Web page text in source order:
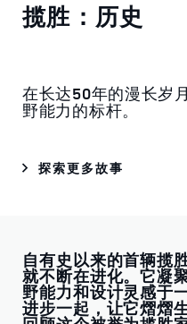
揽胜：历史
在长达50年的漫长岁
野能力的标杆。
探索更多故事
自有史以来的首辆揽
就不断在进化。它凝
野能力和设计灵感于
进步一起，让它熠熠